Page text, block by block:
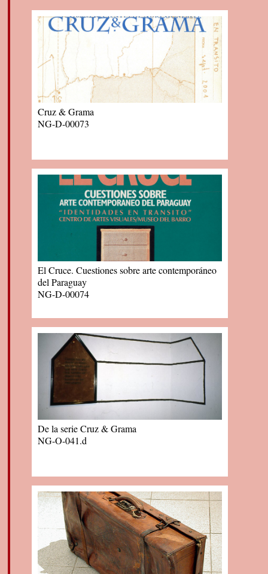
Cruz & Grama
NG-D-00073
El Cruce. Cuestiones sobre arte contemporáneo
del Paraguay
NG-D-00074
De la serie Cruz & Grama
NG-O-041.d